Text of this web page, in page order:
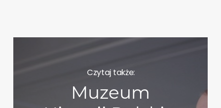
Czytaj także:
Muzeum